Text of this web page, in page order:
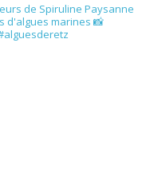
de Spiruline Paysanne
d'algues marines 📸